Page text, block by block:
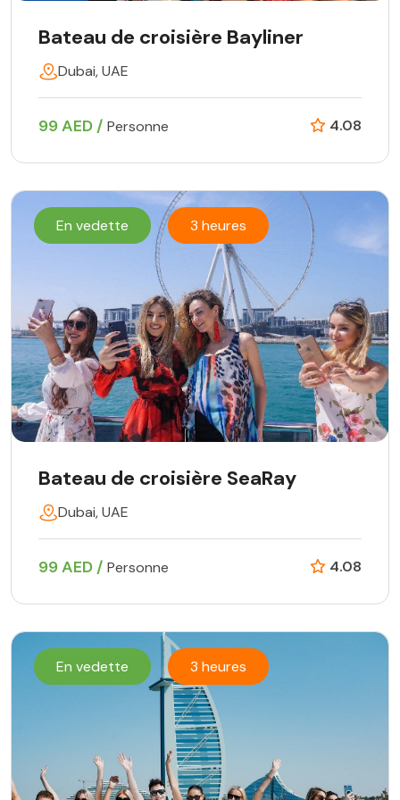
Bateau de croisière Bayliner
Dubai, UAE
99 AED / Personne 4.08
En vedette 3 heures
Bateau de croisière SeaRay
Dubai, UAE
99 AED / Personne 4.08
En vedette 3 heures